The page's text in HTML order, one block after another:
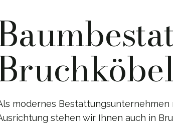
modernes
stehen wir Ihnen auch in